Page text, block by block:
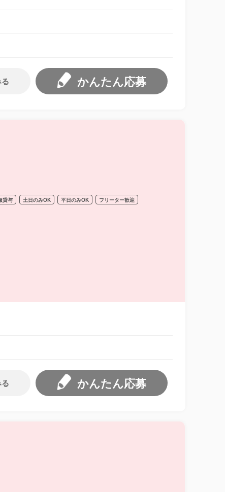
かんたん応募
貸与 土日のみOK 平日のみOK フリーター歓迎
かんたん応募